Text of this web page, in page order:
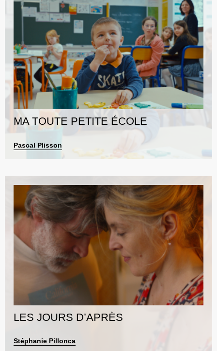
MA TOUTE PETITE ÉCOLE
Pascal Plisson
LES JOURS D’APRÈS
Stéphanie Pillonca